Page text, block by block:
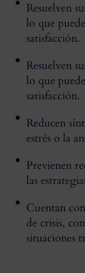
Resuelven
lo que
satisfacción.
Resuelven
lo que
satisfacción.
Reducen
estrés o la
Previenen
las
Cuentan
de crisis,
situaciones